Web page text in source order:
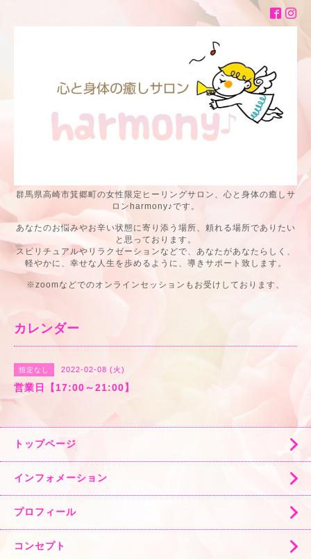
群馬県高崎市箕郷町の女性限定ヒーリングサロン、心と身体の癒しサ
ロンharmony♪です。
あなたのお悩みやお辛い状態に寄り添う場所、頼れる場所でありたい
と思っております。
スピリチュアルやリラクゼーションなどで、あなたがあなたらしく、
軽やかに、幸せな人生を歩めるように、導きサポート致します。
※zoomなどでのオンラインセッションもお受けしております、
カレンダー
指定なし 2022-02-08 (火)
営業日【17:00～21:00】
トップページ
インフォメーション
プロフィール
コンセプト